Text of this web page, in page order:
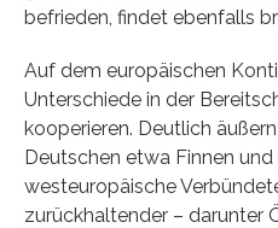
befrieden, findet ebenfalls
Auf dem europäischen
Unterschiede in der
kooperieren. Deutlich
Deutschen etwa Finnen und
westeuropäische
zurückhaltender – darunter